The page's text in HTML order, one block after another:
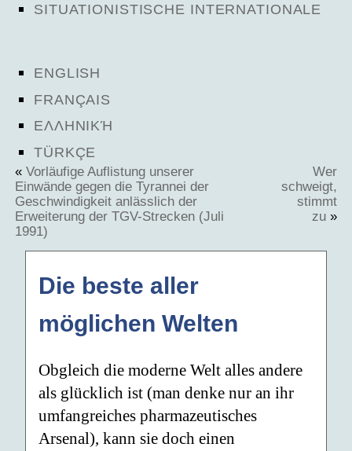
SITUATIONISTISCHE INTERNATIONALE
ENGLISH
FRANÇAIS
ΕΛΛΗΝΙΚΉ
TÜRKÇE
« Vorläufige Auflistung unserer
Einwände gegen die Tyrannei der
Geschwindigkeit anlässlich der
Erweiterung der TGV-Strecken (Juli
1991)
Wer
schweigt,
stimmt
zu »
Die beste aller
möglichen Welten
Obgleich die moderne Welt alles andere
als glücklich ist (man denke nur an ihr
umfangreiches pharmazeutisches
Arsenal), kann sie doch einen